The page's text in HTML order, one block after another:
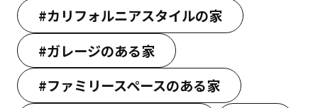
#カリフォルニアスタイルの家
#ガレージのある家
#ファミリースペースのある家